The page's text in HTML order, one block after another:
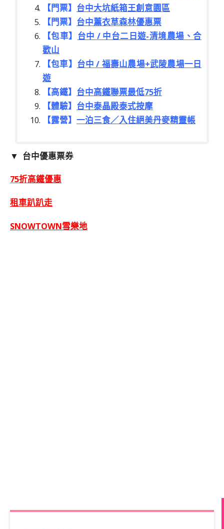
【門票】 台中大坑紙箱王創意園區
【門票】 台中薰衣草森林優惠票
【包車】 台中 / 中台二日遊-清境農場、合
歡山
【包車】 台中 / 福壽山農場+武陵農場一日
遊
【高鐵】 台中高鐵聯票最低75折
【體驗】 台中泰晶殿泰式按摩
【露營】 一泊三食／入住絕美丹麥精靈帳
▼ 台中優惠票券
75折高鐵優惠
租車趴趴走
SNOWTOWN雪樂地